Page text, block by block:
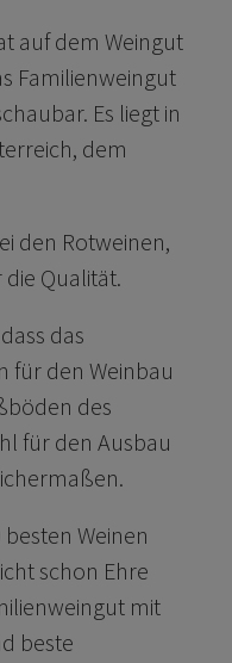
auf dem Weingut
Familienweingut
Es liegt in
dem
den Rotweinen,
Qualität.
das
für den Weinbau
des
für den Ausbau
besten Weinen
schon Ehre
mit
beste